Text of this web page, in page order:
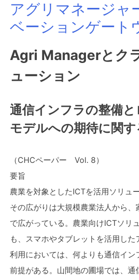
Skipアグリマネージャ
ベーションゲート
Agri Managerとク
ューション
通信インフラの整備と
モデルへの期待に関
（CHCペーパー Vol. 8）
要旨
農業を対象としたICTを活用ソリュ
その広がりは大規模農業法人から、
で広がっている。農業向けICTソリ
も、スマホやタブレットを活用し
利用においては、何よりも通信イン
前提がある。山間地の圃場では、通